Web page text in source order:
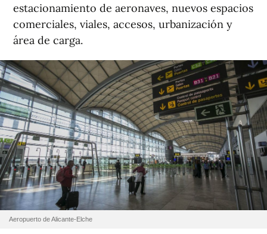
estacionamiento de aeronaves, nuevos espacios
comerciales, viales, accesos, urbanización y
área de carga.
Aeropuerto de Alicante-Elche